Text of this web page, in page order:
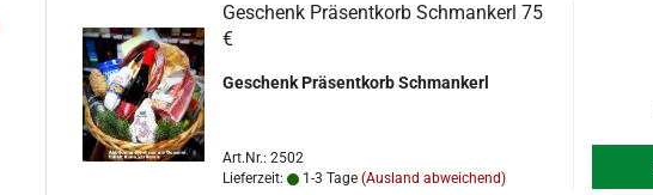
Geschenk Präsentkorb Schmankerl 75
€
Geschenk Präsentkorb Schmankerl
Art.Nr.: 2502
Lieferzeit:
1-3 Tage (Ausland abweichend)